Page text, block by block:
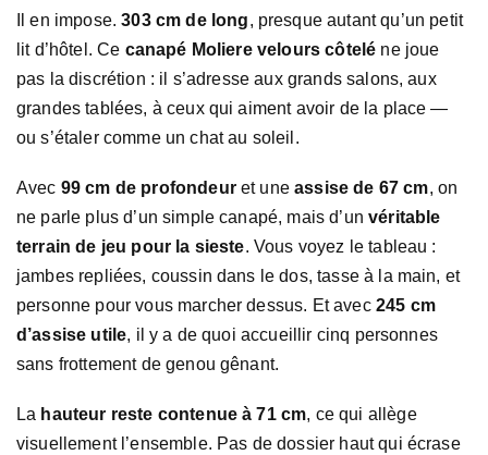
Il en impose.303 cm de long, presque autant qu’un petit
lit d’hôtel. Ce canapé Moliere velours côtelé ne joue
pas la discrétion : il s’adresse aux grands salons, aux
grandes tablées, à ceux qui aiment avoir de la place —
ou s’étaler comme un chat au soleil.
Avec 99 cm de profondeuret uneassise de 67 cm, on
ne parle plus d’un simple canapé, mais d’unvéritable
terrain de jeu pour la sieste. Vous voyez le tableau :
jambes repliées, coussin dans le dos, tasse à la main, et
personne pour vous marcher dessus. Et avec 245 cm
d’assise utile, il y a de quoi accueillir cinq personnes
sans frottement de genou gênant.
La hauteur reste contenue à 71 cm, ce qui allège
visuellement l’ensemble. Pas de dossier haut qui écrase